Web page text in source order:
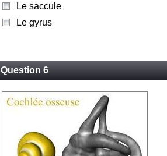
Le saccule
Le gyrus
Question 6